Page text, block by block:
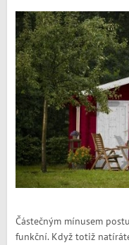
Částečným mínusem
funkční. Když totiž